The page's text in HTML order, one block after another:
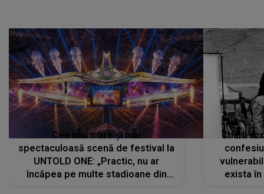
Cea mai mare și mai
spectaculoasă scenă de festival la
UNTOLD ONE: „Practic, nu ar
încăpea pe multe stadioane din
Charli
exista